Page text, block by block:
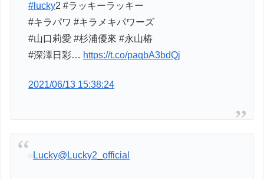
#lucky2 #ラッキーラッキー
#キラパワ #キラメキパワーズ
#山口莉愛 #杉浦優來 #永山椿
#深澤日彩… https://t.co/paqbA3bdQj
2021/06/13 15:38:24
Lucky@Lucky2_official